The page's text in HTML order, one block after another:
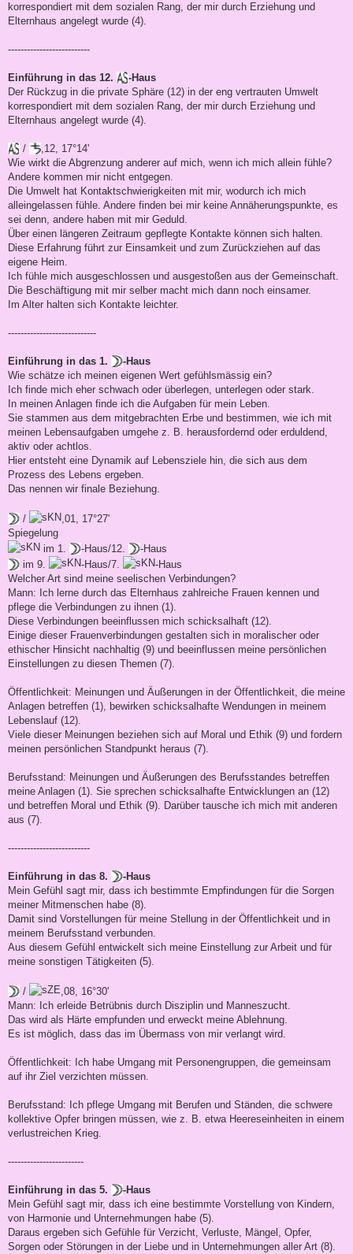
korrespondiert mit dem sozialen Rang, der mir durch Erziehung und
Elternhaus angelegt wurde (4).
--------------------------
Einführung in das 12.
-Haus
Der Rückzug in die private Sphäre (12) in der eng vertrauten Umwelt
korrespondiert mit dem sozialen Rang, der mir durch Erziehung und
Elternhaus angelegt wurde (4).
/
,12, 17°14'
Wie wirkt die Abgrenzung anderer auf mich, wenn ich mich allein fühle?
Andere kommen mir nicht entgegen.
Die Umwelt hat Kontaktschwierigkeiten mit mir, wodurch ich mich
alleingelassen fühle. Andere finden bei mir keine Annäherungspunkte, es
sei denn, andere haben mit mir Geduld.
Über einen längeren Zeitraum gepflegte Kontakte können sich halten.
Diese Erfahrung führt zur Einsamkeit und zum Zurückziehen auf das
eigene Heim.
Ich fühle mich ausgeschlossen und ausgestoßen aus der Gemeinschaft.
Die Beschäftigung mit mir selber macht mich dann noch einsamer.
Im Alter halten sich Kontakte leichter.
----------------------------
Einführung in das 1.
-Haus
Wie schätze ich meinen eigenen Wert gefühlsmässig ein?
Ich finde mich eher schwach oder überlegen, unterlegen oder stark.
In meinen Anlagen finde ich die Aufgaben für mein Leben.
Sie stammen aus dem mitgebrachten Erbe und bestimmen, wie ich mit
meinen Lebensaufgaben umgehe z. B. herausfordernd oder erduldend,
aktiv oder achtlos.
Hier entsteht eine Dynamik auf Lebensziele hin, die sich aus dem
Prozess des Lebens ergeben.
Das nennen wir finale Beziehung.
/
,01, 17°27'
Spiegelung
im 1.
-Haus/12.
-Haus
im 9.
-Haus/7.
-Haus
Welcher Art sind meine seelischen Verbindungen?
Mann: Ich lerne durch das Elternhaus zahlreiche Frauen kennen und
pflege die Verbindungen zu ihnen (1).
Diese Verbindungen beeinflussen mich schicksalhaft (12).
Einige dieser Frauenverbindungen gestalten sich in moralischer oder
ethischer Hinsicht nachhaltig (9) und beeinflussen meine persönlichen
Einstellungen zu diesen Themen (7).
Öffentlichkeit: Meinungen und Äußerungen in der Öffentlichkeit, die meine
Anlagen betreffen (1), bewirken schicksalhafte Wendungen in meinem
Lebenslauf (12).
Viele dieser Meinungen beziehen sich auf Moral und Ethik (9) und fordern
meinen persönlichen Standpunkt heraus (7).
Berufsstand: Meinungen und Äußerungen des Berufsstandes betreffen
meine Anlagen (1). Sie sprechen schicksalhafte Entwicklungen an (12)
und betreffen Moral und Ethik (9). Darüber tausche ich mich mit anderen
aus (7).
--------------------------
Einführung in das 8.
-Haus
Mein Gefühl sagt mir, dass ich bestimmte Empfindungen für die Sorgen
meiner Mitmenschen habe (8).
Damit sind Vorstellungen für meine Stellung in der Öffentlichkeit und in
meinem Berufsstand verbunden.
Aus diesem Gefühl entwickelt sich meine Einstellung zur Arbeit und für
meine sonstigen Tätigkeiten (5).
/
,08, 16°30'
Mann: Ich erleide Betrübnis durch Disziplin und Manneszucht.
Das wird als Härte empfunden und erweckt meine Ablehnung.
Es ist möglich, dass das im Übermass von mir verlangt wird.
Öffentlichkeit: Ich habe Umgang mit Personengruppen, die gemeinsam
auf ihr Ziel verzichten müssen.
Berufsstand: Ich pflege Umgang mit Berufen und Ständen, die schwere
kollektive Opfer bringen müssen, wie z. B. etwa Heereseinheiten in einem
verlustreichen Krieg.
------------------------
Einführung in das 5.
-Haus
Mein Gefühl sagt mir, dass ich eine bestimmte Vorstellung von Kindern,
von Harmonie und Unternehmungen habe (5).
Daraus ergeben sich Gefühle für Verzicht, Verluste, Mängel, Opfer,
Sorgen oder Störungen in der Liebe und in Unternehmungen aller Art (8).